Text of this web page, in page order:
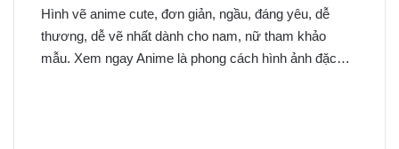
Hình vẽ anime cute, đơn giản, ngầu, đáng yêu, dễ
thương, dễ vẽ nhất dành cho nam, nữ tham khảo
mẫu. Xem ngay Anime là phong cách hình ảnh đặc…